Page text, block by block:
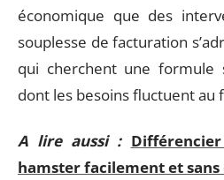
économique que des
souplesse de facturation
qui cherchent une formule
dont les besoins fluctuent au
A lire aussi :
hamster facilement et